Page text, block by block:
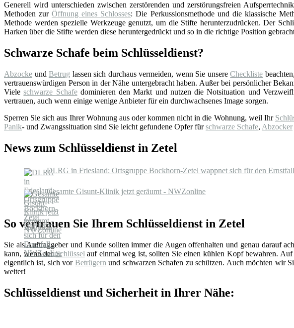
Generell wird unterschieden zwischen zerstörenden und zerstörungsfreien
Methoden zurÖffnung eines Schlosses: Die Perkussionsmethode und die klassische
Methode werden spezielle Werkzeuge genutzt, um die Stifte herunterzudrücken. Der
Harken über die Stifte werden diese heruntergedrückt und so in die richtige Position
Schwarze Schafe beim Schlüsseldienst?
Abzocke undBetrug lassen sich durchaus vermeiden, wenn Sie unsereCheckliste
vertrauenswürdigen Person in der Nähe untergebracht haben. Außer bei persönlicher
Vieleschwarze Schafedominieren den Markt und nutzen die Notsituation und
vertrauen, auch wenn einige wenige Anbieter für ein durchwachsenes Image sorgen.
Sperren Sie sich aus Ihrer Wohnung aus oder kommen nicht in die Wohnung, weil Ihr
Panik- und Zwangssituation sind Sie leicht gefundene Opfer fürschwarze Schafe, Abzocker
News zum Schlüsseldienst in Zetel
DLRG in Friesland: Ortsgruppe Bockhorn-Zetel wappnet sich für den
Gesamte Gisunt-Klinik jetzt geräumt - NWZonline
So vertrauen Sie Ihrem Schlüsseldienst in Zetel
Sie als Auftraggeber und Kunde sollten immer die Augen offenhalten und genau darauf
kann, wenn derSchlüssel auf einmal weg ist, sollten Sie einen kühlen Kopf bewahren.
eigentlich ist, sich vor Betrügern und schwarzen Schafen zu schützen. Auch möchten wir
weiter!
Schlüsseldienst und Sicherheit in Ihrer Nähe: